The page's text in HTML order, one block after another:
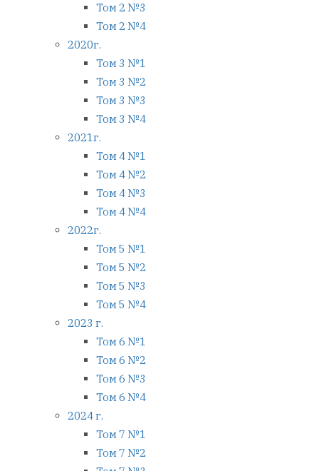
Том 2 №3
Том 2 №4
2020г.
Том 3 №1
Том 3 №2
Том 3 №3
Том 3 №4
2021г.
Том 4 №1
Том 4 №2
Том 4 №3
Том 4 №4
2022г.
Том 5 №1
Том 5 №2
Том 5 №3
Том 5 №4
2023 г.
Том 6 №1
Том 6 №2
Том 6 №3
Том 6 №4
2024 г.
Том 7 №1
Том 7 №2